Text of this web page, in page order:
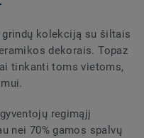
kolekciją su šiltais
dekorais. Topaz
tinkanti toms vietoms,
regimąjį
nei 70% gamos spalvų